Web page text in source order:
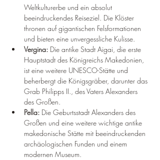
Weltkulturerbe und ein absolut
beeindruckendes Reiseziel. Die Klöster
thronen auf gigantischen Felsformationen
und bieten eine unvergessliche Kulisse.
Vergina: Die antike Stadt Aigai, die erste
Hauptstadt des Königreichs Makedonien,
ist eine weitere UNESCO-Stätte und
beherbergt die Königsgräber, darunter das
Grab Philipps II., des Vaters Alexanders
des Großen.
Pella: Die Geburtsstadt Alexanders des
Großen und eine weitere wichtige antike
makedonische Stätte mit beeindruckenden
archäologischen Funden und einem
modernen Museum.